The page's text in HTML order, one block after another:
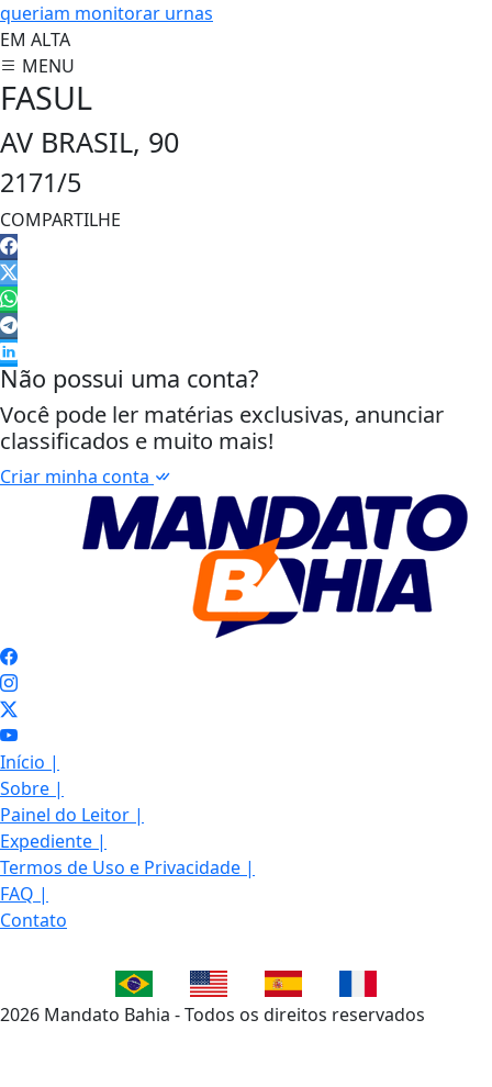
queriam monitorar urnas
EM ALTA
MENU
FASUL
AV BRASIL, 90
2171/5
COMPARTILHE
Não possui uma conta?
Você pode ler matérias exclusivas, anunciar
classificados e muito mais!
Criar minha conta
Início |
Sobre |
Painel do Leitor |
Expediente |
Termos de Uso e Privacidade |
FAQ |
Contato
2026 Mandato Bahia - Todos os direitos reservados